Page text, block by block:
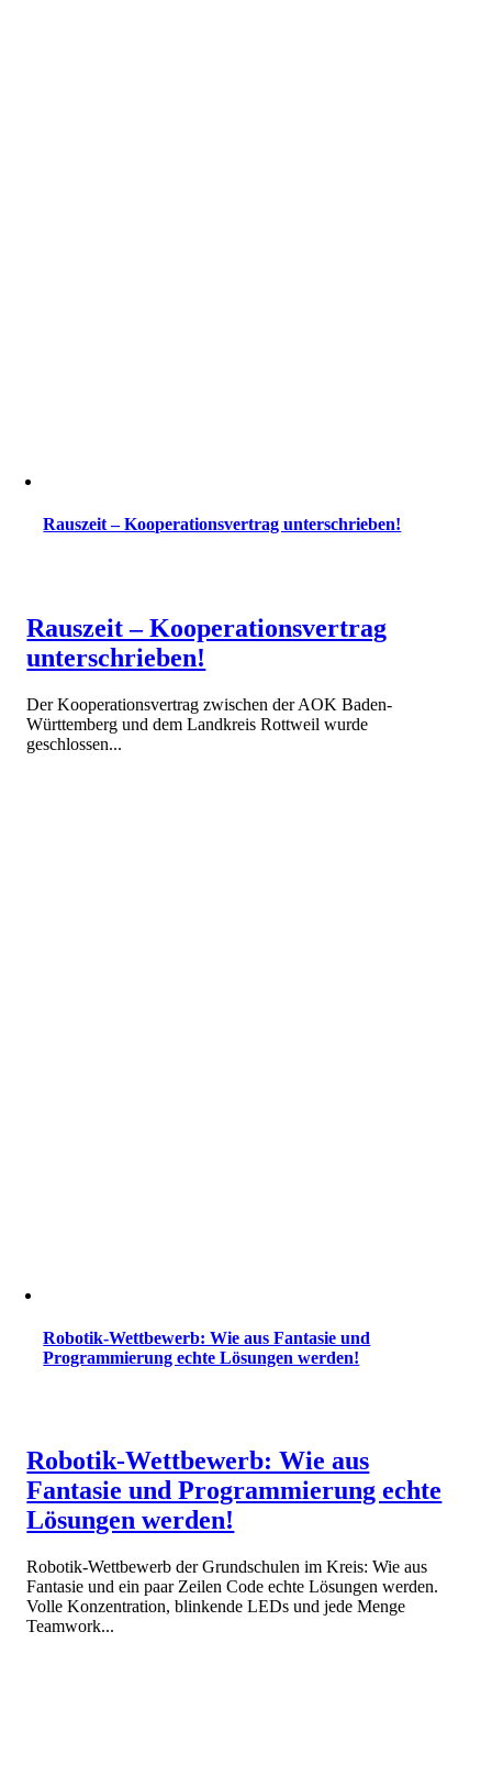
Rauszeit – Kooperationsvertrag unterschrieben!
Rauszeit – Kooperationsvertrag
unterschrieben!
Der Kooperationsvertrag zwischen der AOK Baden-
Württemberg und dem Landkreis Rottweil wurde
geschlossen...
Robotik-Wettbewerb: Wie aus Fantasie und
Programmierung echte Lösungen werden!
Robotik-Wettbewerb: Wie aus
Fantasie und Programmierung echte
Lösungen werden!
Robotik-Wettbewerb der Grundschulen im Kreis: Wie aus
Fantasie und ein paar Zeilen Code echte Lösungen werden.
Volle Konzentration, blinkende LEDs und jede Menge
Teamwork...